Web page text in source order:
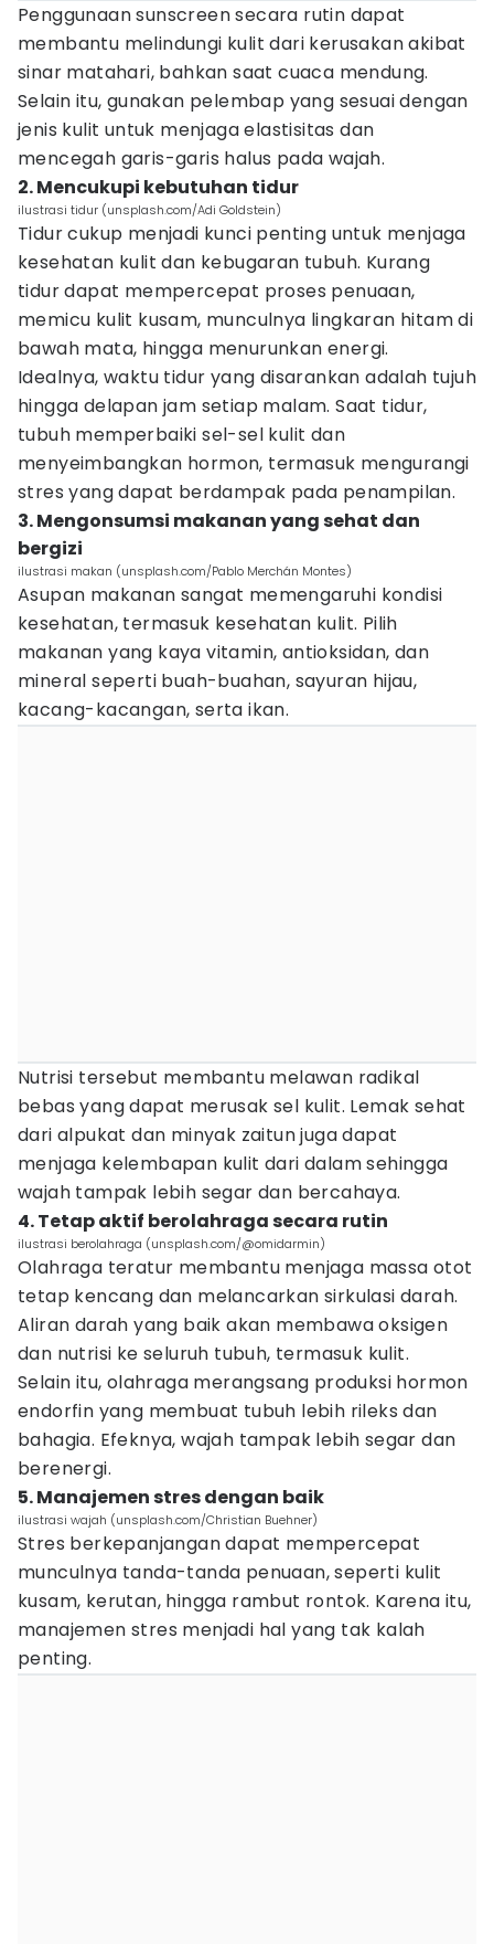
Penggunaan sunscreen secara rutin dapat
membantu melindungi kulit dari kerusakan akibat
sinar matahari, bahkan saat cuaca mendung.
Selain itu, gunakan pelembap yang sesuai dengan
jenis kulit untuk menjaga elastisitas dan
mencegah garis-garis halus pada wajah.
2. Mencukupi kebutuhan tidur
ilustrasi tidur (unsplash.com/Adi Goldstein)
Tidur cukup menjadi kunci penting untuk menjaga
kesehatan kulit dan kebugaran tubuh. Kurang
tidur dapat mempercepat proses penuaan,
memicu kulit kusam, munculnya lingkaran hitam di
bawah mata, hingga menurunkan energi.
Idealnya, waktu tidur yang disarankan adalah tujuh
hingga delapan jam setiap malam. Saat tidur,
tubuh memperbaiki sel-sel kulit dan
menyeimbangkan hormon, termasuk mengurangi
stres yang dapat berdampak pada penampilan.
3. Mengonsumsi makanan yang sehat dan
bergizi
ilustrasi makan (unsplash.com/Pablo Merchán Montes)
Asupan makanan sangat memengaruhi kondisi
kesehatan, termasuk kesehatan kulit. Pilih
makanan yang kaya vitamin, antioksidan, dan
mineral seperti buah-buahan, sayuran hijau,
kacang-kacangan, serta ikan.
Nutrisi tersebut membantu melawan radikal
bebas yang dapat merusak sel kulit. Lemak sehat
dari alpukat dan minyak zaitun juga dapat
menjaga kelembapan kulit dari dalam sehingga
wajah tampak lebih segar dan bercahaya.
4. Tetap aktif berolahraga secara rutin
ilustrasi berolahraga (unsplash.com/@omidarmin)
Olahraga teratur membantu menjaga massa otot
tetap kencang dan melancarkan sirkulasi darah.
Aliran darah yang baik akan membawa oksigen
dan nutrisi ke seluruh tubuh, termasuk kulit.
Selain itu, olahraga merangsang produksi hormon
endorfin yang membuat tubuh lebih rileks dan
bahagia. Efeknya, wajah tampak lebih segar dan
berenergi.
5. Manajemen stres dengan baik
ilustrasi wajah (unsplash.com/Christian Buehner)
Stres berkepanjangan dapat mempercepat
munculnya tanda-tanda penuaan, seperti kulit
kusam, kerutan, hingga rambut rontok. Karena itu,
manajemen stres menjadi hal yang tak kalah
penting.